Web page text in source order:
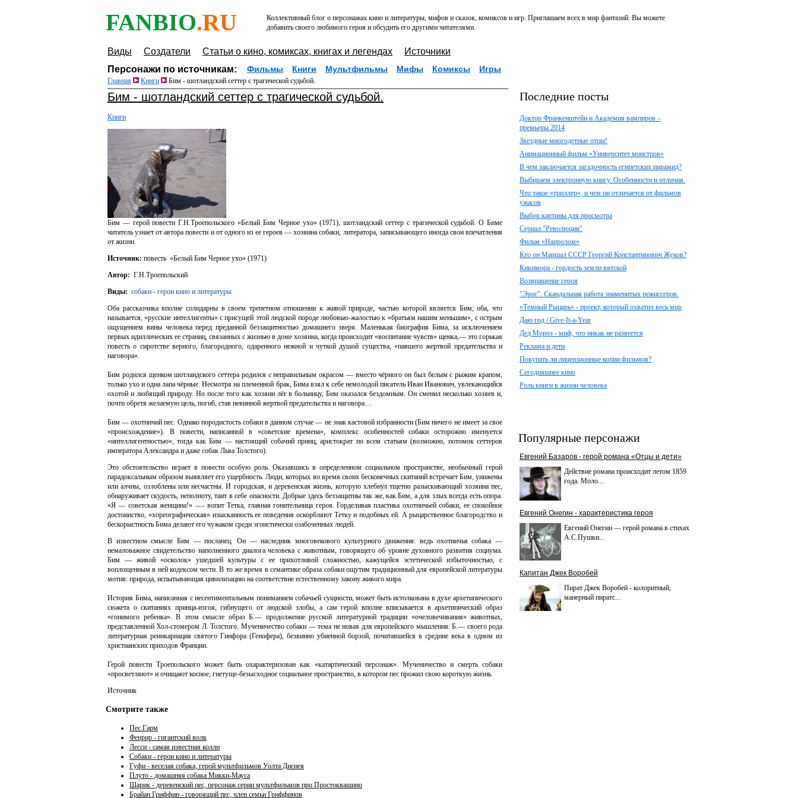
FANBIO.RU
Коллективный блог о персонажах кино и литературы, мифов и сказок, комиксов и игр. Приглашаем всех в мир фантазий. Вы можете
добавить своего любимого героя и обсудить его другими читателями.
Виды Создатели Статьи о кино, комиксах, книгах и легендах
Источники
Персонажи по источникам:
Фильмы Книги Мультфильмы Мифы Комиксы Игры
Главная Книги Бим - шотландский сеттер с трагической судьбой.
Бим - шотландский сеттер с трагической судьбой.
Книги
Бим — герой повести Г.Н.Троепольского «Белый Бим Черное ухо» (1971), шотландский сеттер с трагической судьбой. О Биме
читатель узнает от автора повести и от одного из ее героев — хозяина собаки, литератора, записывающего иногда свои впечатления
от жизни.
Источник: повесть «Белый Бим Черное ухо» (1971)
Автор: Г.Н.Троепольский
Виды: собаки - герои кино и литературы
Оба рассказчика вполне солидарны в своем трепетном отношении к живой природе, частью которой является Бим; оба, что
называется, «русские интеллигенты» с присущей этой людской породе любовью-жалостью к «братьям нашим меньшим», с острым
ощущением вины человека перед преданной беззащитностью домашнего зверя. Маленькая биография Бима, за исключением
первых идиллических ее страниц, связанных с жизнью в доме хозяина, когда происходит «воспитание чувств» щенка,— это горькая
повесть о сиротстве верного, благородного, одаренного нежной и чуткой душой существа, «павшего жертвой предательства и
наговора».
Бим родился щенком шотландского сеттера родился с неправильным окрасом — вместо чёрного он был белым с рыжим крапом,
только ухо и одна лапа чёрные. Несмотря на племенной брак, Бима взял к себе немолодой писатель Иван Иванович, увлекающийся
охотой и любящий природу. Но после того как хозяин лёг в больницу, Бим оказался бездомным. Он сменил несколько хозяев и,
почти обретя желаемую цель, погиб, став невинной жертвой предательства и наговора…
Бим — охотничий пес. Однако породистость собаки в данном случае — не знак кастовой избранности (Бим ничего не имеет за свое
«происхождение»). В повести, написанной в «советские времена», комплекс особенностей собаки осторожно именуется
«интеллигентностью», тогда как Бим — настоящий собачий принц, аристократ по всем статьям (возможно, потомок сеттеров
императора Александра и даже собак Льва Толстого).
Это обстоятельство играет в повести особую роль. Оказавшись в определенном социальном пространстве, необычный герой
парадоксальным образом выявляет его ущербность. Люди, которых во время своих бесконечных скитаний встречает Бим, унижены
или алчны, озлоблены или несчастны. И городская, и деревенская жизнь, которую хлебнул тщетно разыскивающий хозяина пес,
обнаруживает скудость, неполноту, таит в себе опасности. Добрые здесь беззащитны так же, как Бим, а для злых всегда есть опора.
«Я — советская женщина!» —- вопит Тетка, главная гонительница героя. Горделивая пластика охотничьей собаки, ее спокойное
достоинство, «хореографическая» изысканность ее поведения оскорбляют Тетку и подобных ей. А рыцарственное благородство и
бескорыстность Бима делают его чужаком среди эгоистически озабоченных людей.
В известном смысле Бим — посланец. Он — наследник многовекового культурного движения: ведь охотничья собака —
немаловажное свидетельство наполненного диалога человека с животным, говорящего об уровне духовного развития социума.
Бим — живой «осколок» ушедшей культуры с ее прихотливой сложностью, кажущейся эстетической избыточностью, с
воплощенным в ней кодексом чести. В то же время в семантике образа собаки ощутим традиционный для европейской литературы
мотив: природа, испытывающая цивилизацию на соответствие естественному закону живого мира.
История Бима, написанная с несентиментальным пониманием собачьей сущности, может быть истолкована в духе архетипического
сюжета о скитаниях принца-изгоя, гибнущего от людской злобы, а сам герой вполне вписывается в архетипический образ
«гонимого ребенка». В этом смысле образ Б.— продолжение русской литературной традиции «очеловечивания» животных,
представленной Хол-стомером Л. Толстого. Мученичество собаки — тема не новая для европейского мышления. Б.— своего рода
литературная реинкарнация святого Гинфора (Генофера), безвинно убиенной борзой, почитавшейся в средние века в одном из
христианских приходов Франции.
Герой повести Троепольского может быть охарактеризован как «катартический персонаж». Мученичество и смерть собаки
«просветляют» и очищают косное, гнетуще-безысходное социальное пространство, в котором пес прожил свою короткую жизнь.
Источник
Смотрите также
Пес Гарм
Фенрир - гигантский волк
Лесси - самая известная колли
Собаки - герои кино и литературы
Гуфи - веселая собака, герой мультфильмов Уолта Диснея
Плуто - домашняя собака Микки-Мауса
Шарик - деревенский пес, персонаж серии мультфильмов про Простоквашино
Брайан Гриффин - говорящий пес, член семьи Гриффинов
Последние посты
Доктор Франкенштейн и Академия вампиров –
премьеры 2014
Звездные многодетные отцы!
Анимационный фильм «Университет монстров»
В чем заключается загадочность египетских пирамид?
Выбираем электронную книгу. Особенности и отличия.
Что такое «триллер», и чем он отличается от фильмов
ужасов
Выбор картины для просмотра
Сериал "Революция"
Фильм «Напролом»
Кто он Маршал СССР Георгий Константинович Жуков?
Кикимора - гордость земли вятской
Возвращение героя
"Эрос". Скандальная работа знаменитых режиссеров.
«Темный Рыцарь» - проект, который охватил весь мир
Даю год / Give-It-a-Year
Дед Мороз - миф, что никак не развеется
Реклама и дети
Покупать ли лицензионные копии фильмов?
Сегодняшнее кино
Роль книги в жизни человека
Популярные персонажи
Евгений Базаров - герой романа «Отцы и дети»
Действие романа происходит летом 1859
года. Моло...
Евгений Онегин - характеристика героя
Евгений Онегин — герой романа в стихах
А.С.Пушки...
Капитан Джек Воробей
Пират Джек Воробей - колоритный,
манерный пиратс...